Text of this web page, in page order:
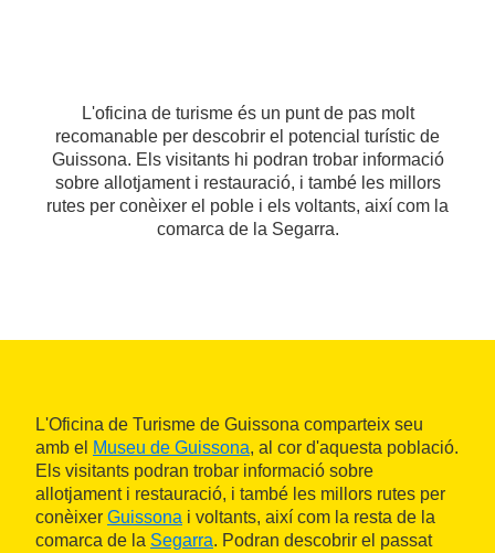
L'oficina de turisme és un punt de pas molt
recomanable per descobrir el potencial turístic de
Guissona. Els visitants hi podran trobar informació
sobre allotjament i restauració, i també les millors
rutes per conèixer el poble i els voltants, així com la
comarca de la Segarra.
L'Oficina de Turisme de Guissona comparteix seu
amb el Museu de Guissona, al cor d'aquesta població.
Els visitants podran trobar informació sobre
allotjament i restauració, i també les millors rutes per
conèixer Guissona i voltants, així com la resta de la
comarca de la Segarra. Podran descobrir el passat